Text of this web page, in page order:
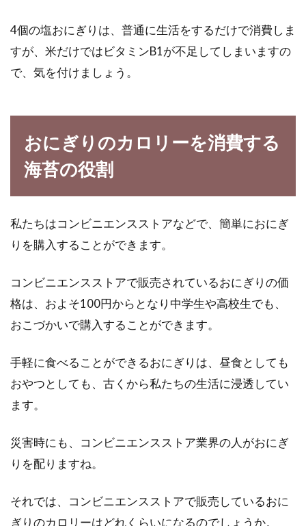
1日に必要なカロリーを知って健康
女子を目指そう
1日に必要なカロリーを食品摂取基準といいま
いますが...
4個の塩おにぎりは、普通に生活をするだけで消費しま
すが、米だけではビタミンB1が不足してしまいますの
で、気を付けましょう。
おにぎりのカロリーを消費する
海苔の役割
私たちはコンビニエンスストアなどで、簡単におにぎ
りを購入することができます。
コンビニエンスストアで販売されているおにぎりの価
格は、およそ100円からとなり中学生や高校生でも、
おこづかいで購入することができます。
手軽に食べることができるおにぎりは、昼食としても
おやつとしても、古くから私たちの生活に浸透してい
ます。
災害時にも、コンビニエンスストア業界の人がおにぎ
りを配りますね。
それでは、コンビニエンスストアで販売しているおに
ぎりのカロリーはどれくらいになるのでしょうか。